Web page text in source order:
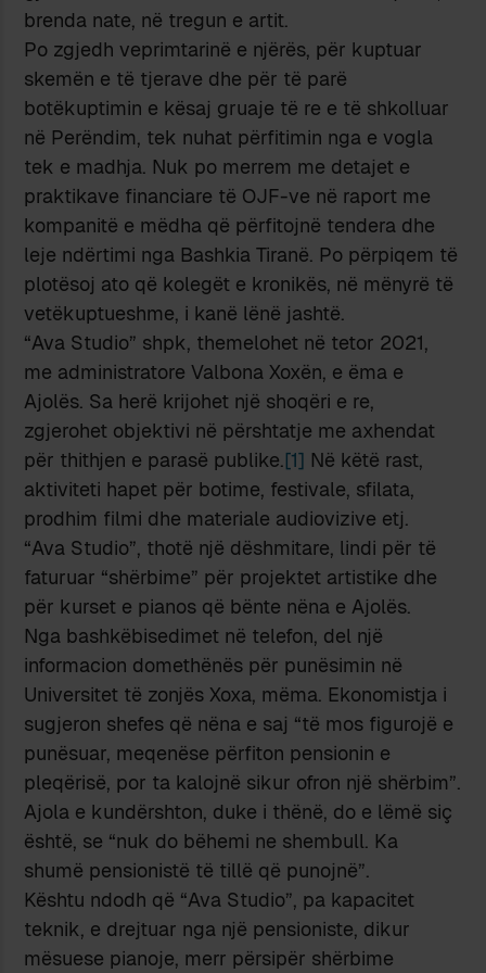
brenda nate, në tregun e artit.
Po zgjedh veprimtarinë e njërës, për kuptuar
skemën e të tjerave dhe për të parë
botëkuptimin e kësaj gruaje të re e të shkolluar
në Perëndim, tek nuhat përfitimin nga e vogla
tek e madhja. Nuk po merrem me detajet e
praktikave financiare të OJF-ve në raport me
kompanitë e mëdha që përfitojnë tendera dhe
leje ndërtimi nga Bashkia Tiranë. Po përpiqem të
plotësoj ato që kolegët e kronikës, në mënyrë të
vetëkuptueshme, i kanë lënë jashtë.
“Ava Studio” shpk, themelohet në tetor 2021,
me administratore Valbona Xoxën, e ëma e
Ajolës. Sa herë krijohet një shoqëri e re,
zgjerohet objektivi në përshtatje me axhendat
për thithjen e parasë publike.[1] Në këtë rast,
aktiviteti hapet për botime, festivale, sfilata,
prodhim filmi dhe materiale audiovizive etj.
“Ava Studio”, thotë një dëshmitare, lindi për të
faturuar “shërbime” për projektet artistike dhe
për kurset e pianos që bënte nëna e Ajolës.
Nga bashkëbisedimet në telefon, del një
informacion domethënës për punësimin në
Universitet të zonjës Xoxa, mëma. Ekonomistja i
sugjeron shefes që nëna e saj “të mos figurojë e
punësuar, meqenëse përfiton pensionin e
pleqërisë, por ta kalojnë sikur ofron një shërbim”.
Ajola e kundërshton, duke i thënë, do e lëmë siç
është, se “nuk do bëhemi ne shembull. Ka
shumë pensionistë të tillë që punojnë”.
Kështu ndodh që “Ava Studio”, pa kapacitet
teknik, e drejtuar nga një pensioniste, dikur
mësuese pianoje, merr përsipër shërbime